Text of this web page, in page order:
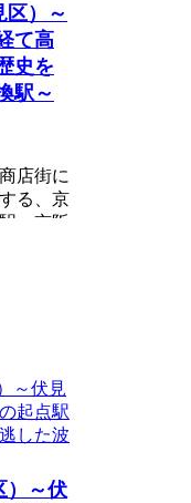
）～
て高
史を
駅～
店街に
る、京
。京阪
）～伏